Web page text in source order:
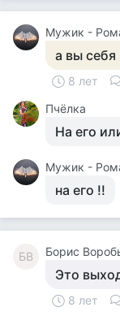
Мужик -
а вы себя
8 лет
Пчёлка
На его
Мужик -
на его !!
БВ Борис
Это
8 лет